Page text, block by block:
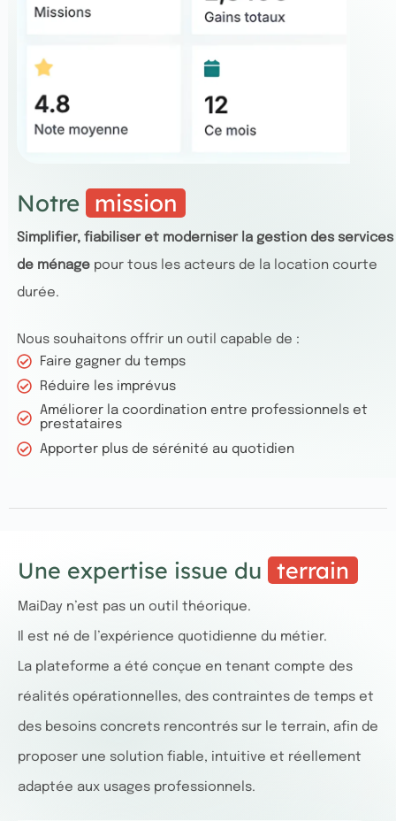
Notre mission
Simplifier, fiabiliser et moderniser la gestion des services
de ménagepour tous les acteurs de la location courte
durée.
Nous souhaitons offrir un outil capable de :
Faire gagner du temps
Réduire les imprévus
Améliorer la coordination entre professionnels et
prestataires
Apporter plus de sérénité au quotidien
Une expertise issue du terrain
MaiDay n’est pas un outil théorique.
Il est né de l’expérience quotidienne du métier.
La plateforme a été conçue en tenant compte des
réalités opérationnelles, des contraintes de temps et
des besoins concrets rencontrés sur le terrain, afin de
proposer une solution fiable, intuitive et réellement
adaptée aux usages professionnels.